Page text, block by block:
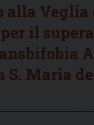
alla Veglia
il
S. Maria